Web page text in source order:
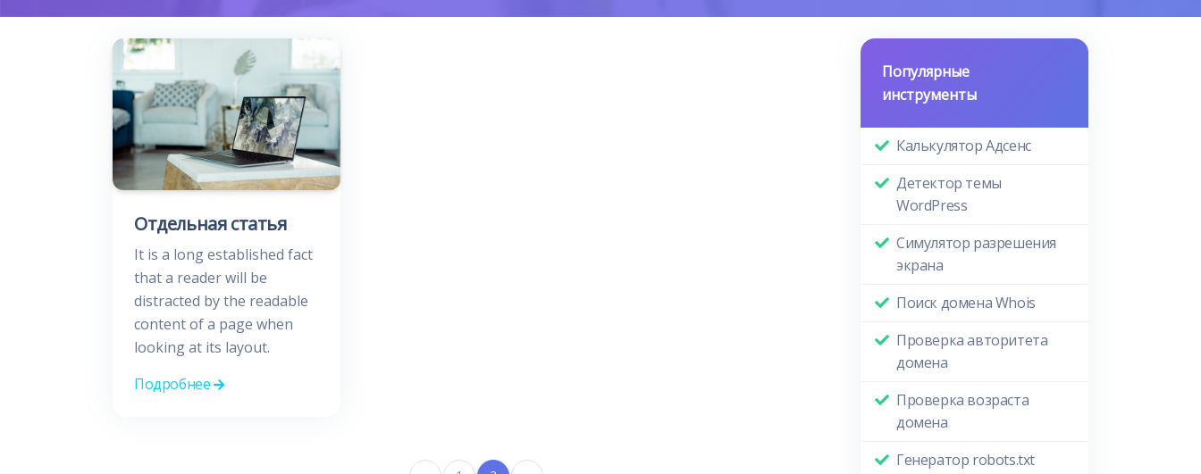
Отдельная статья
It is a long established fact
that a reader will be
distracted by the readable
content of a page when
looking at its layout.
Подробнее
Популярные
инструменты
Калькулятор Адсенс
Детектор темы
WordPress
Симулятор разрешения
экрана
Поиск домена Whois
Проверка авторитета
домена
Проверка возраста
домена
Генератор robots.txt